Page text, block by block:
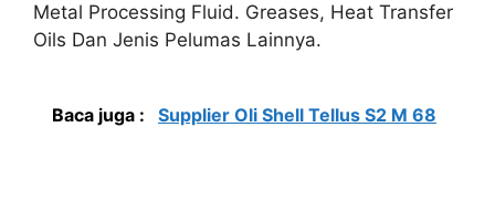
Metal Processing Fluid. Greases, Heat Transfer
Oils Dan Jenis Pelumas Lainnya.
Baca juga : Supplier Oli Shell Tellus S2 M 68